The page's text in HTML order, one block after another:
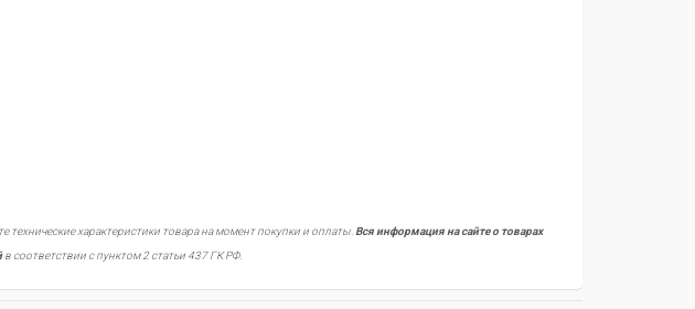
технические характеристики товара на момент покупки и оплаты. Вся информация на сайте о товарах
в соответствии с пунктом 2 статьи 437 ГК РФ.